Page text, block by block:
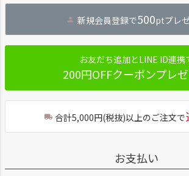
新規会員登録で500ptプレ
お友だち追加とLINE ID連携
200円OFFクーポンプレ
合計5,000円(税抜)以上のご注文で
お支払い